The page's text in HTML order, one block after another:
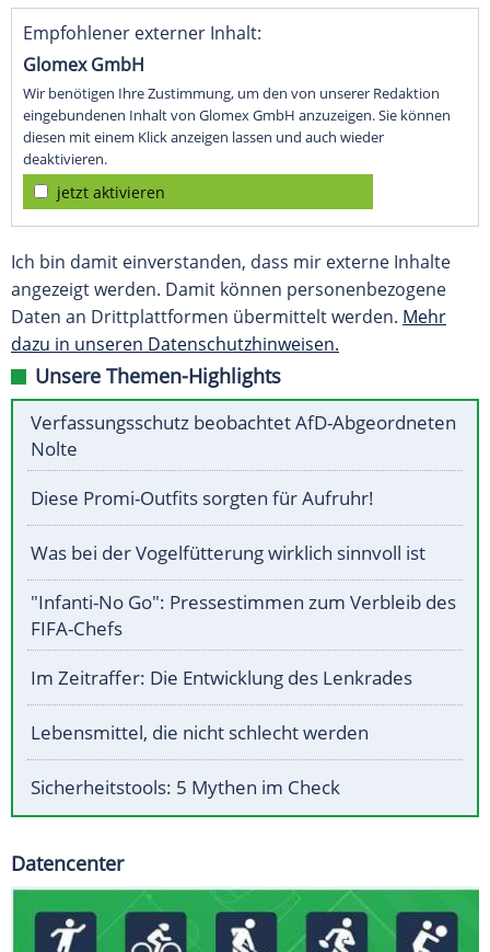
Empfohlener externer Inhalt:
Glomex GmbH
Wir benötigen Ihre Zustimmung, um den von unserer Redaktion
eingebundenen Inhalt von Glomex GmbH anzuzeigen. Sie können
diesen mit einem Klick anzeigen lassen und auch wieder
deaktivieren.
jetzt aktivieren
Ich bin damit einverstanden, dass mir externe Inhalte
angezeigt werden. Damit können personenbezogene
Daten an Drittplattformen übermittelt werden. Mehr
dazu in unseren Datenschutzhinweisen.
Unsere Themen-Highlights
Verfassungsschutz beobachtet AfD-Abgeordneten
Nolte
Diese Promi-Outfits sorgten für Aufruhr!
Was bei der Vogelfütterung wirklich sinnvoll ist
"Infanti-No Go": Pressestimmen zum Verbleib des
FIFA-Chefs
Im Zeitraffer: Die Entwicklung des Lenkrades
Lebensmittel, die nicht schlecht werden
Sicherheitstools: 5 Mythen im Check
Datencenter